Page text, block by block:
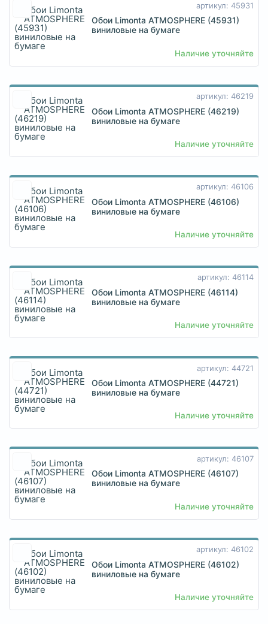
артикул: 45931
Обои Limonta ATMOSPHERE (45931)
виниловые на бумаге
Наличие уточняйте
артикул: 46219
Обои Limonta ATMOSPHERE (46219)
виниловые на бумаге
Наличие уточняйте
артикул: 46106
Обои Limonta ATMOSPHERE (46106)
виниловые на бумаге
Наличие уточняйте
артикул: 46114
Обои Limonta ATMOSPHERE (46114)
виниловые на бумаге
Наличие уточняйте
артикул: 44721
Обои Limonta ATMOSPHERE (44721)
виниловые на бумаге
Наличие уточняйте
артикул: 46107
Обои Limonta ATMOSPHERE (46107)
виниловые на бумаге
Наличие уточняйте
артикул: 46102
Обои Limonta ATMOSPHERE (46102)
виниловые на бумаге
Наличие уточняйте